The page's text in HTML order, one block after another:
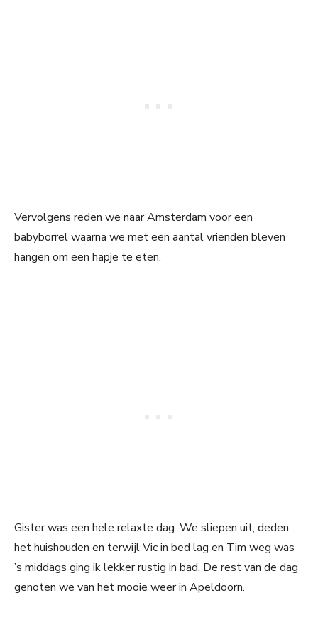
Vervolgens reden we naar Amsterdam voor een
babyborrel waarna we met een aantal vrienden bleven
hangen om een hapje te eten.
Gister was een hele relaxte dag. We sliepen uit, deden
het huishouden en terwijl Vic in bed lag en Tim weg was
’s middags ging ik lekker rustig in bad. De rest van de dag
genoten we van het mooie weer in Apeldoorn.